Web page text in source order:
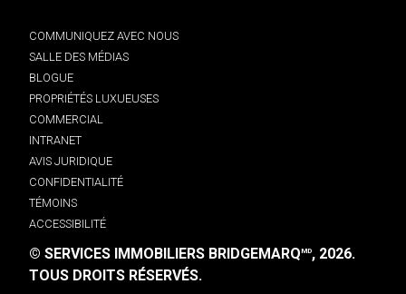
COMMUNIQUEZ AVEC NOUS
SALLE DES MÉDIAS
BLOGUE
PROPRIÉTÉS LUXUEUSES
COMMERCIAL
INTRANET
AVIS JURIDIQUE
CONFIDENTIALITÉ
TÉMOINS
ACCESSIBILITÉ
© SERVICES IMMOBILIERS BRIDGEMARQMD, 2026.
TOUS DROITS RÉSERVÉS.